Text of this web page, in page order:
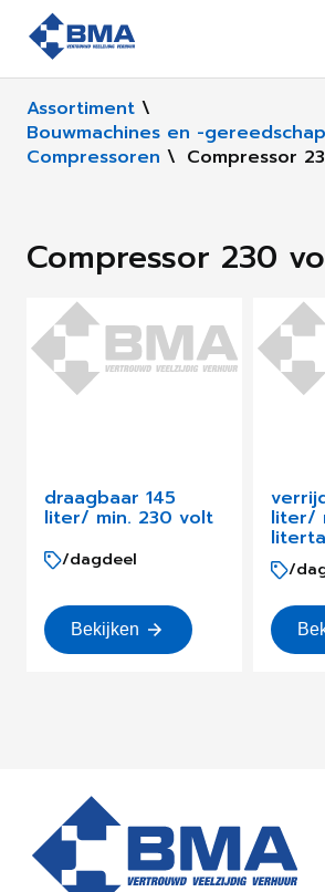
Assortiment \
Bouwmachines en -gereedschap
Compressoren \ Compressor
Compressor 230
draagbaar 145
liter/ min. 230 volt
/dagdeel
Bekijken
liter/
/